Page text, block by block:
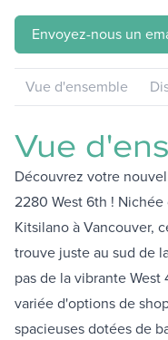
Envoyez-nous un
Vue d'ensemble
Vue
Découvrez votre
2280 West 6th !
Kitsilano à Vancouver,
trouve juste au sud de
pas de la vibrante
variée d'options de
spacieuses dotées de